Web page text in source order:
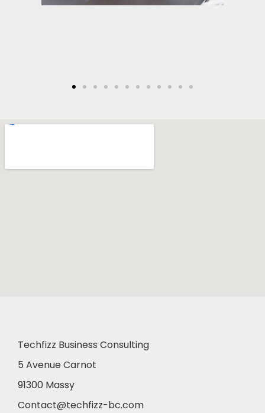
Techfizz Business Consulting
5 Avenue Carnot
91300 Massy
Contact@techfizz-bc.com